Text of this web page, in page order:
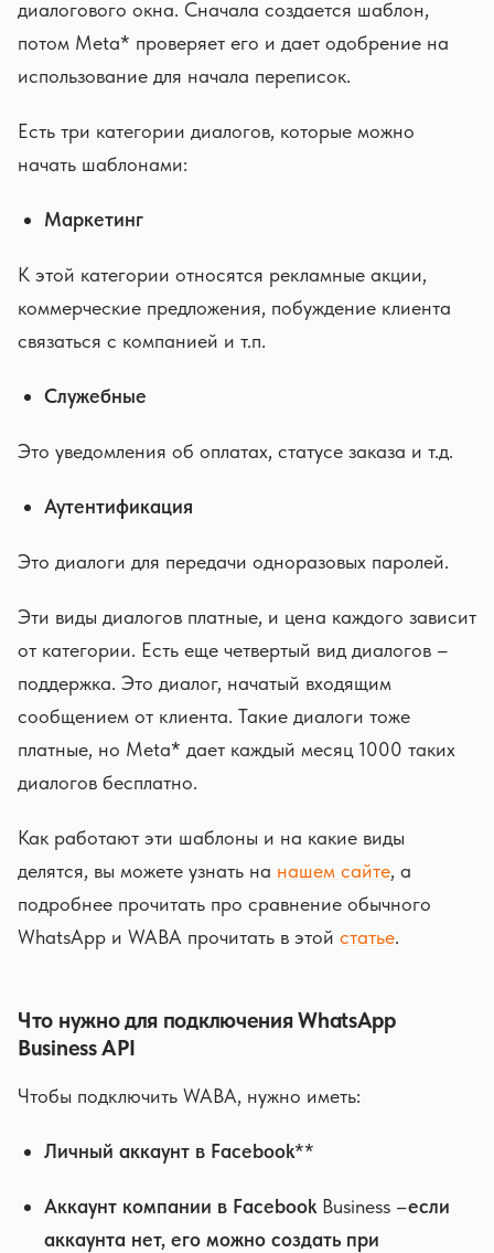
диалогового окна. Сначала создается шаблон,
потом Meta* проверяет его и дает одобрение на
использование для начала переписок.
Есть три категории диалогов, которые можно
начать шаблонами:
Маркетинг
К этой категории относятся рекламные акции,
коммерческие предложения, побуждение клиента
связаться с компанией и т.п.
Служебные
Это уведомления об оплатах, статусе заказа и т.д.
Аутентификация
Это диалоги для передачи одноразовых паролей.
Эти виды диалогов платные, и цена каждого зависит
от категории. Есть еще четвертый вид диалогов –
поддержка. Это диалог, начатый входящим
сообщением от клиента. Такие диалоги тоже
платные, но Meta* дает каждый месяц 1000 таких
диалогов бесплатно.
Как работают эти шаблоны и на какие виды
делятся, вы можете узнать на нашем сайте, а
подробнее прочитать про сравнение обычного
WhatsApp и WABA прочитать в этой статье.
Что нужно для подключения WhatsApp
Business API
Чтобы подключить WABA, нужно иметь:
Личный аккаунт в Facebook**
Аккаунт компании в Facebook Business –если
аккаунта нет, его можно создать при